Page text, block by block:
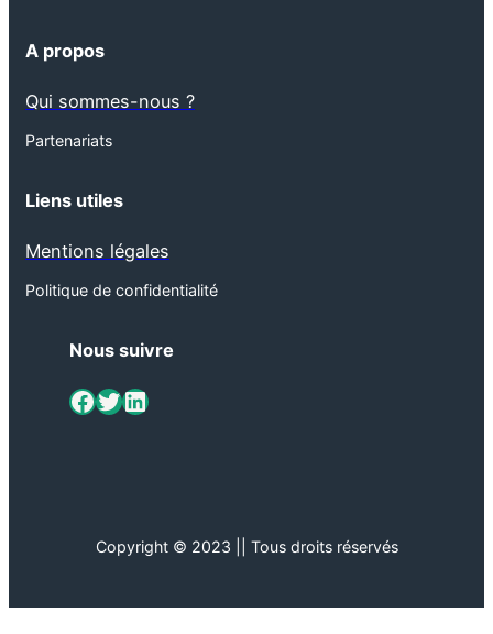
A propos
Qui sommes-nous ?
Partenariats
Liens utiles
Mentions légales
Politique de confidentialité
Nous suivre
ViaMétiers sur Facebook Twitter LinkedIn
Copyright © 2023 || Tous droits réservés